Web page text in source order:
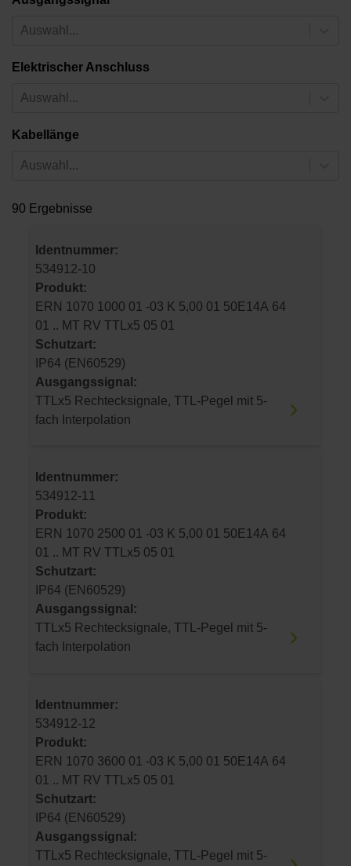
Auswahl...
Elektrischer Anschluss
Auswahl...
Kabellänge
Auswahl...
90 Ergebnisse
Identnummer:
534912-10
Produkt:
ERN 1070 1000 01 -03 K 5,00 01 50E14A 64
01 .. MT RV TTLx5 05 01
Schutzart:
IP64 (EN60529)
Ausgangssignal:
TTLx5 Rechtecksignale, TTL-Pegel mit 5-
fach Interpolation
Identnummer:
534912-11
Produkt:
ERN 1070 2500 01 -03 K 5,00 01 50E14A 64
01 .. MT RV TTLx5 05 01
Schutzart:
IP64 (EN60529)
Ausgangssignal:
TTLx5 Rechtecksignale, TTL-Pegel mit 5-
fach Interpolation
Identnummer:
534912-12
Produkt:
ERN 1070 3600 01 -03 K 5,00 01 50E14A 64
01 .. MT RV TTLx5 05 01
Schutzart:
IP64 (EN60529)
Ausgangssignal:
TTLx5 Rechtecksignale, TTL-Pegel mit 5-